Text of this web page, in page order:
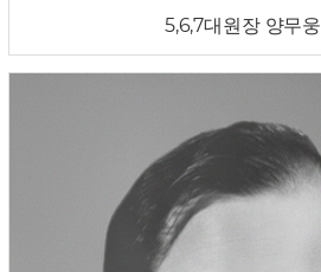
5,6,7대원장 양무웅